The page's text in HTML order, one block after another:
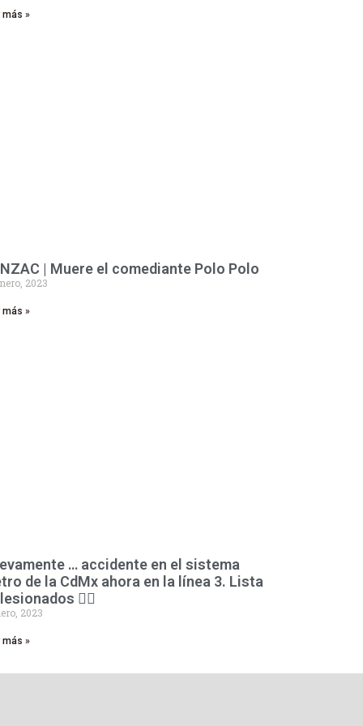
más »
| Muere el comediante Polo Polo
2023
más »
… accidente en el sistema
de la CdMx ahora en la línea 3. Lista
👇🏻
2023
más »